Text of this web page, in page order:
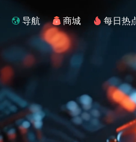
导航 商城 每日热